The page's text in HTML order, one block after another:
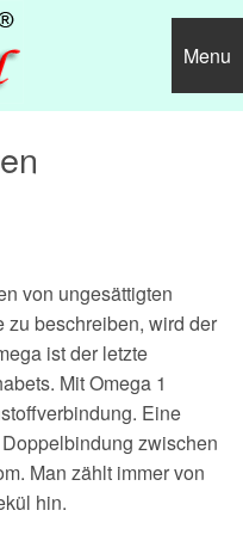
Menu
von ungesättigten
zu beschreiben, wird der
ist der letzte
Mit Omega 1
Eine
zwischen
Man zählt immer von
hin.